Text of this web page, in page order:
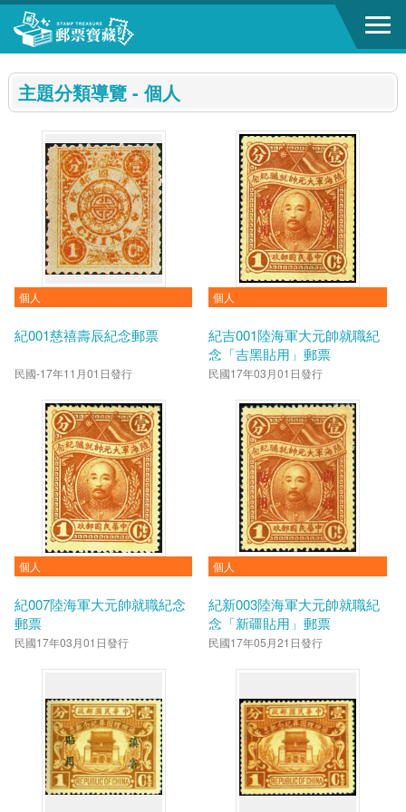
跳到主要內容區塊
主題分類導覽 - 個人
個人
紀001慈禧壽辰紀念郵票
民國-17年11月01日發行
個人
紀吉001陸海軍大元帥就職紀
念「吉黑貼用」郵票
民國17年03月01日發行
個人
紀007陸海軍大元帥就職紀念
郵票
民國17年03月01日發行
個人
紀新003陸海軍大元帥就職紀
念「新疆貼用」郵票
民國17年05月21日發行